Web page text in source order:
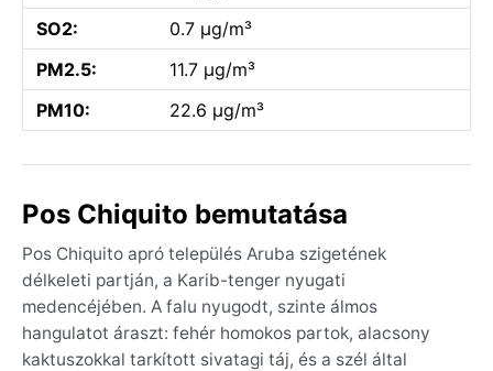
SO2:
0.7 µg/m³
PM2.5:
11.7 µg/m³
PM10:
22.6 µg/m³
Pos Chiquito bemutatása
Pos Chiquito apró település Aruba szigetének
délkeleti partján, a Karib-tenger nyugati
medencéjében. A falu nyugodt, szinte álmos
hangulatot áraszt: fehér homokos partok, alacsony
kaktuszokkal tarkított sivatagi táj, és a szél által